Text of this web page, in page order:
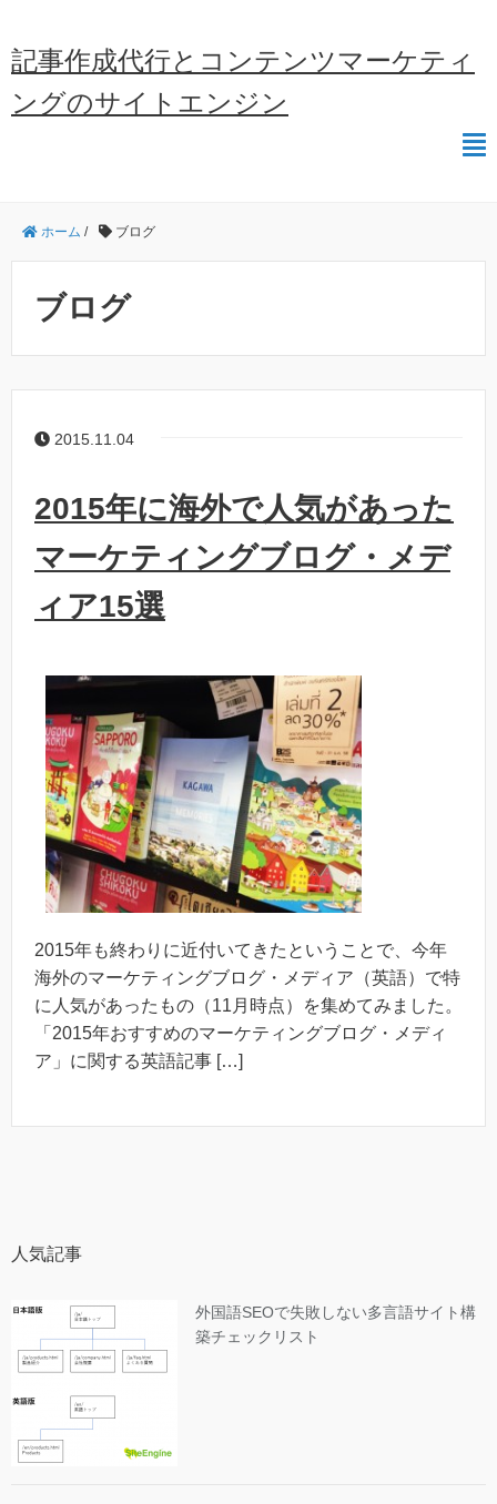
記事作成代行とコンテンツマーケティ
ングのサイトエンジン
ホーム / ブログ
ブログ
2015.11.04
2015年に海外で人気があった
マーケティングブログ・メデ
ィア15選
2015年も終わりに近付いてきたということで、今年
海外のマーケティングブログ・メディア（英語）で特
に人気があったもの（11月時点）を集めてみました。
「2015年おすすめのマーケティングブログ・メディ
ア」に関する英語記事 […]
人気記事
外国語SEOで失敗しない多言語サイト構
築チェックリスト